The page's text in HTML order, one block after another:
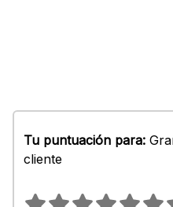
Tu puntuación para:
cliente